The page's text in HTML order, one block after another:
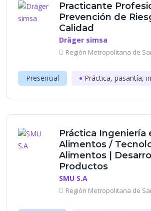
Practicante
Prevención de
Calidad
Dräger simsa
Región Metropolitana de
Presencial Práctica, pasantía,
Práctica Ingeniería
Alimentos /
Alimentos |
Productos
SMU S.A
Región Metropolitana de